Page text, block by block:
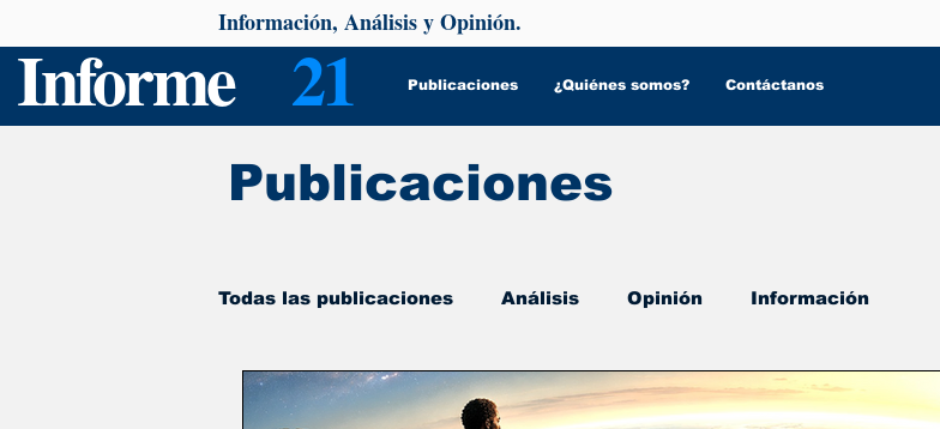
Informe 21 Publicaciones ¿Quiénes somos? Contáctanos
Información, Análisis y Opinión.
Todas las publicaciones Análisis Opinión Información
De interés Psicología y Salud
Publicaciones